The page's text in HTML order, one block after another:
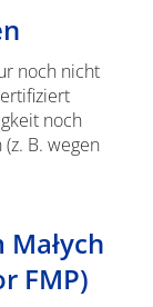
noch nicht
noch
B. wegen
FMP)